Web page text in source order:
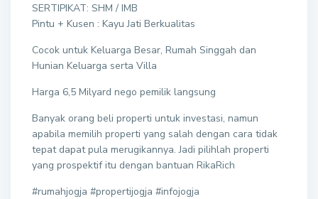
SERTIPIKAT: SHM / IMB
Pintu + Kusen : Kayu Jati Berkualitas
Cocok untuk Keluarga Besar, Rumah Singgah dan
Hunian Keluarga serta Villa
Harga 6,5 Milyard nego pemilik langsung
Banyak orang beli properti untuk investasi, namun
apabila memilih properti yang salah dengan cara tidak
tepat dapat pula merugikannya. Jadi pilihlah properti
yang prospektif itu dengan bantuan RikaRich
#rumahjogja #propertijogja #infojogja